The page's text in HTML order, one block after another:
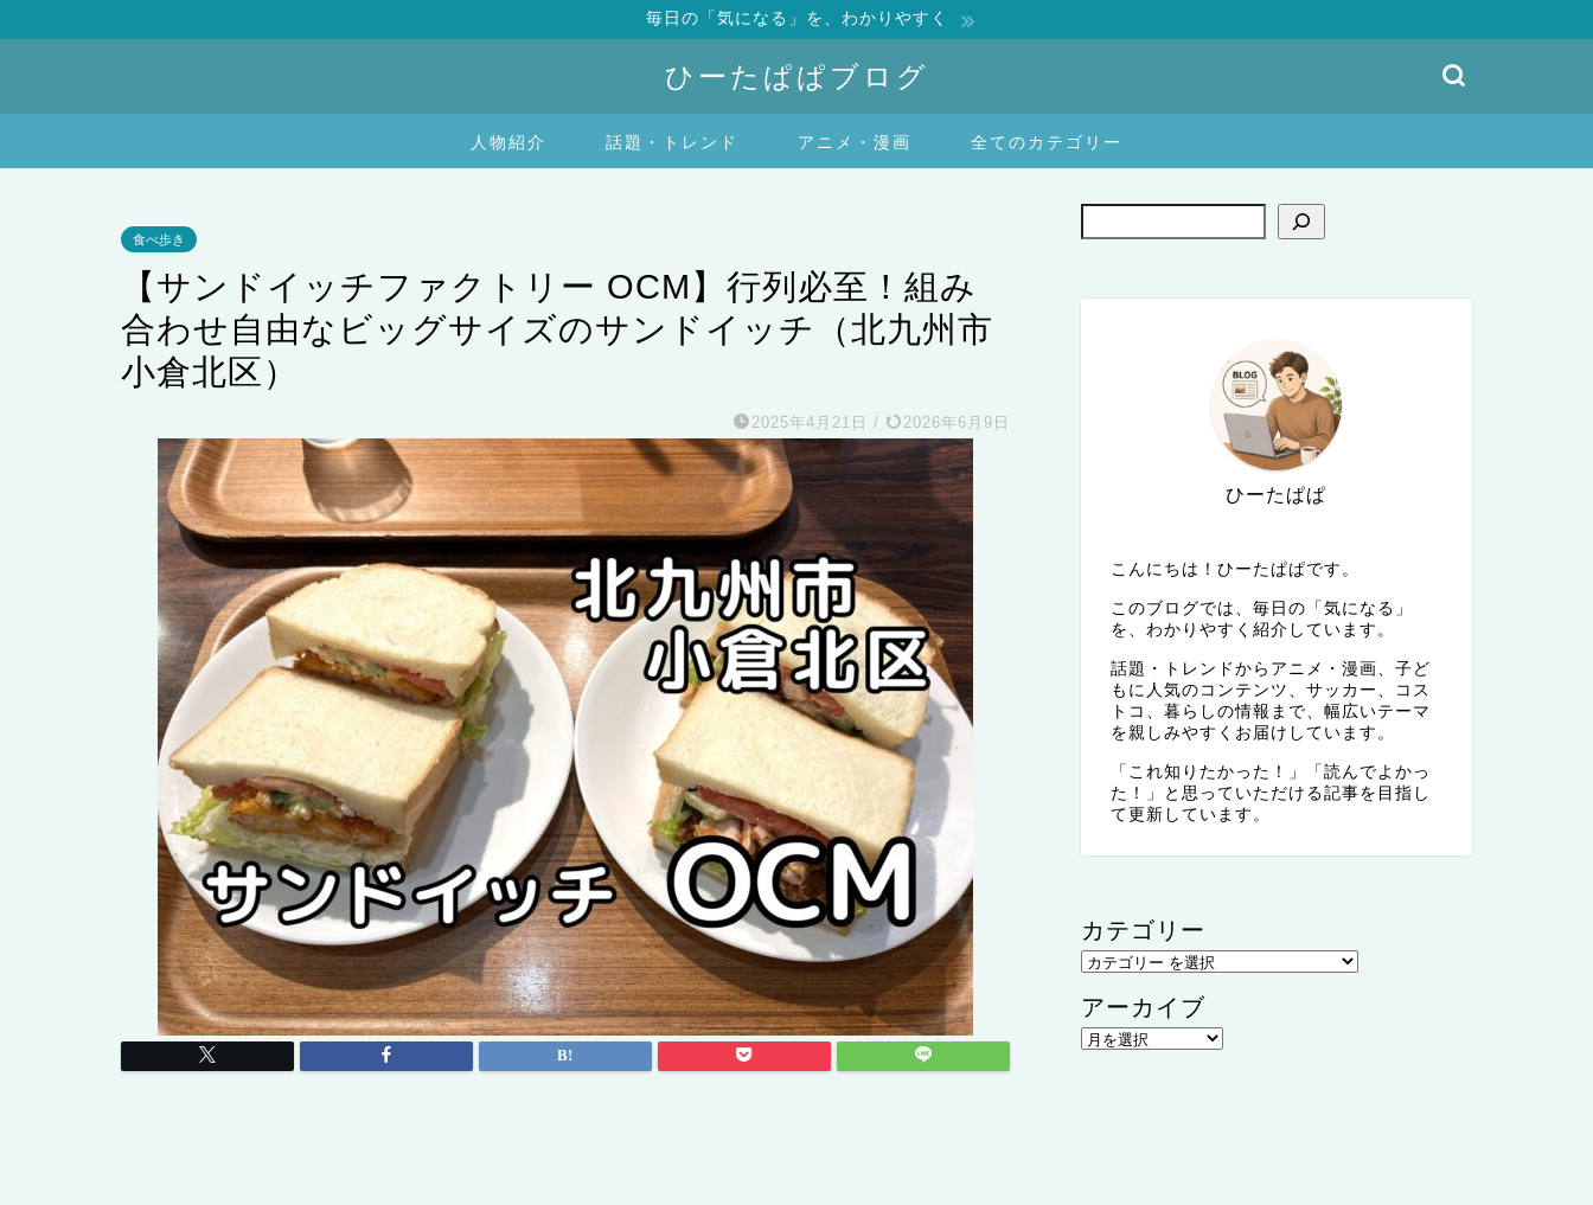
毎日の「気になる」を、わかりやすく
ひーたぱぱブログ
人物紹介 話題・トレンド アニメ・漫画 全てのカテゴリー
食べ歩き
【サンドイッチファクトリー OCM】行列必至！組み
合わせ自由なビッグサイズのサンドイッチ（北九州市
小倉北区）
2025年4月21日 / 2026年6月9日
ひーたぱぱ
こんにちは！ひーたぱぱです。
このブログでは、毎日の「気になる」
を、わかりやすく紹介しています。
話題・トレンドからアニメ・漫画、子ど
もに人気のコンテンツ、サッカー、コス
トコ、暮らしの情報まで、幅広いテーマ
を親しみやすくお届けしています。
「これ知りたかった！」「読んでよかっ
た！」と思っていただける記事を目指し
て更新しています。
カテゴリー
アーカイブ